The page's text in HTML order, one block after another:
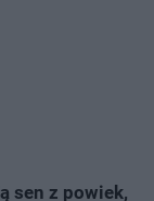
sen z powiek,